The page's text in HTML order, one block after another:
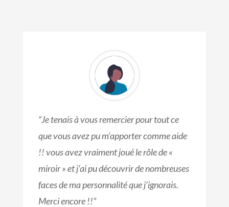
“Je tenais à vous remercier pour tout ce
que vous avez pu m’apporter comme aide
!! vous avez vraiment joué le rôle de «
miroir » et j’ai pu découvrir de nombreuses
faces de ma personnalité que j’ignorais.
Merci encore !!”